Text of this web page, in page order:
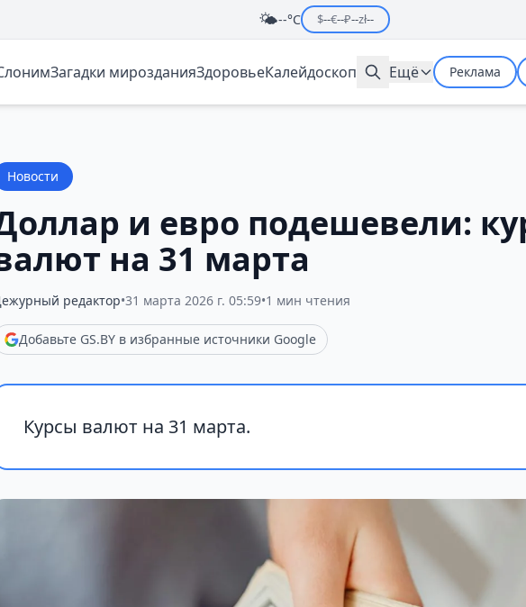
🌤️--°C $--€--₽--zł--
Загадки мирозданияЗдоровьеКалейдоскоп Ещё Реклама
Новости
и евро подешевели:
на 31 марта
редактор•31 марта 2026 г. 05:59•1 мин чтения
Добавьте GS.BY в избранные источники Google
Курсы валют на 31 марта.